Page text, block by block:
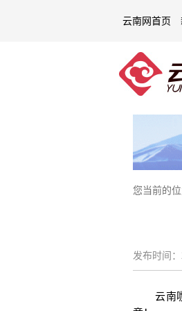
云南网首页
您当前的位
发布时间：
云南